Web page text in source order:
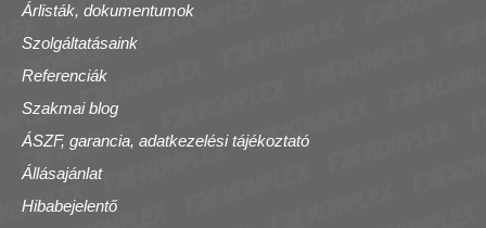
Árlisták, dokumentumok
Szolgáltatásaink
Referenciák
Szakmai blog
ÁSZF, garancia, adatkezelési tájékoztató
Állásajánlat
Hibabejelentő